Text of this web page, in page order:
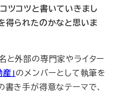
ツコツと書いていきまし
得られたのかなと思いま
と外部の専門家やライター
」のメンバーとして執筆を
書き手が得意なテーマで、